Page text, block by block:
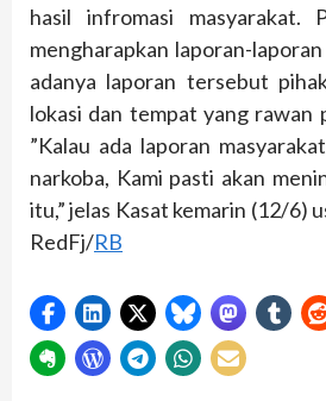
hasil infromasi masyarakat.
mengharapkan laporan-
adanya laporan tersebut
lokasi dan tempat yang rawan
”Kalau ada laporan
narkoba, Kami pasti akan
itu,” jelas Kasat kemarin (12/6)
RedFj/RB